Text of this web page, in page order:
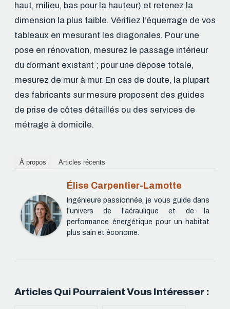
haut, milieu, bas pour la hauteur) et retenez la
dimension la plus faible. Vérifiez l’équerrage de vos
tableaux en mesurant les diagonales. Pour une
pose en rénovation, mesurez le passage intérieur
du dormant existant ; pour une dépose totale,
mesurez de mur à mur. En cas de doute, la plupart
des fabricants sur mesure proposent des guides
de prise de côtes détaillés ou des services de
métrage à domicile.
À propos Articles récents
Élise Carpentier-Lamotte
Ingénieure passionnée, je vous guide dans
l'univers de l'aéraulique et de la
performance énergétique pour un habitat
plus sain et économe.
Articles Qui Pourraient Vous Intéresser :